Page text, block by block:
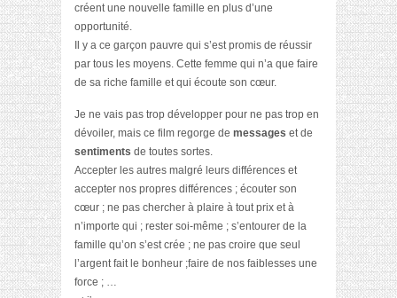
créent une nouvelle famille en plus d’une
opportunité.
Il y a ce garçon pauvre qui s’est promis de réussir
par tous les moyens. Cette femme qui n’a que faire
de sa riche famille et qui écoute son cœur.
Je ne vais pas trop développer pour ne pas trop en
dévoiler, mais ce film regorge de messages et de
sentiments de toutes sortes.
Accepter les autres malgré leurs différences et
accepter nos propres différences ; écouter son
cœur ; ne pas chercher à plaire à tout prix et à
n’importe qui ; rester soi-même ; s’entourer de la
famille qu’on s’est crée ; ne pas croire que seul
l’argent fait le bonheur ;faire de nos faiblesses une
force ; …